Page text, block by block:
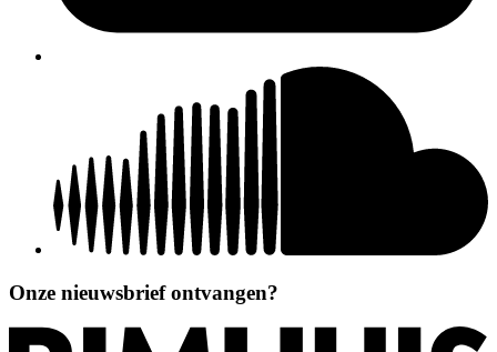
Onze nieuwsbrief ontvangen?